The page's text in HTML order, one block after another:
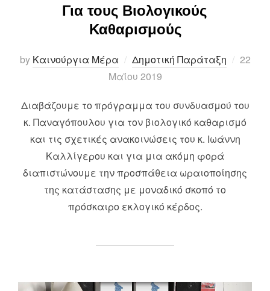
Για τους Βιολογικούς
Καθαρισμούς
by Καινούργια Μέρα Δημοτική Παράταξη
Posted
22
Μαΐου 2019
Διαβάζουμε το πρόγραμμα του συνδυασμού του
κ. Παναγόπουλου για τον βιολογικό καθαρισμό
και τις σχετικές ανακοινώσεις του κ. Ιωάννη
Καλλίγερου και για μια ακόμη φορά
διαπιστώνουμε την προσπάθεια ωραιοποίησης
της κατάστασης με μοναδικό σκοπό το
πρόσκαιρο εκλογικό κέρδος.